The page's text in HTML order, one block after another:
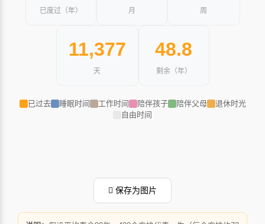
已度过（年） 月 周
11,377
天
48.8
剩余（年）
已过去 睡眠时间 工作时间 陪伴孩子 陪伴父母
退休时光
自由时间
保存为图片